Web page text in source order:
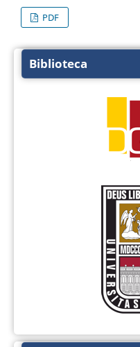
PDF
Biblioteca